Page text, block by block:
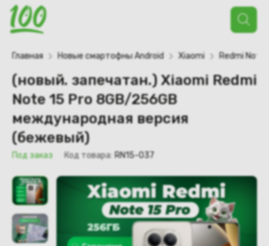
Поиск
товаров
Главная Новые смартофны Android Xiaomi Redmi Note
(новый. запечатан.) Xiaomi Redmi
Note 15 Pro 8GB/256GB
международная версия
(бежевый)
Под заказ Код товара: RN15-037